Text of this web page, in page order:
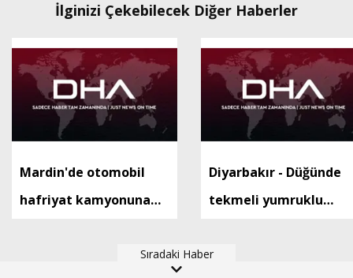
İlginizi Çekebilecek Diğer Haberler
Mardin'de otomobil
hafriyat kamyonuna
Diyarbakır - Düğünde
tekmeli yumruklu
Sıradaki Haber